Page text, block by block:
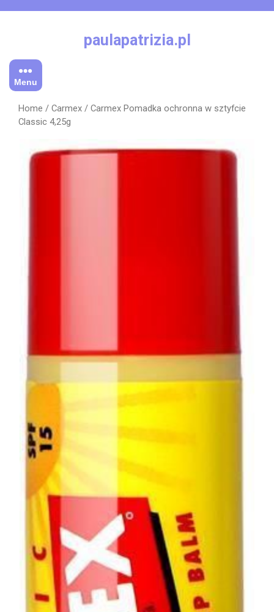
paulapatrizia.pl
Menu
Home / Carmex / Carmex Pomadka ochronna w sztyfcie
Classic 4,25g